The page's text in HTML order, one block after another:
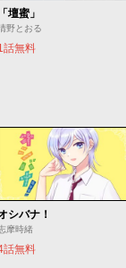
「壇蜜」
野とおる
話無料
シバナ！
摩時緒
話無料